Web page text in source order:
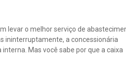
levar o melhor serviço de
ininterruptamente, a concessionária
Mas você sabe por que a caixa